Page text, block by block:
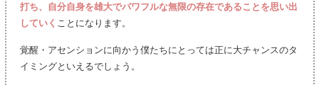
打ち、自分自身を雄大でパワフルな無限の存在であることを思い出
していく ことになります。
覚醒・アセンションに向かう僕たちにとっては正に大チャンスのタ
イミングといえるでしょう。